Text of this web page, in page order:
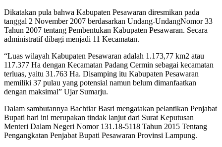
Dikatakan pula bahwa Kabupaten Pesawaran diresmikan pada
tanggal 2 November 2007 berdasarkan Undang-UndangNomor 33
Tahun 2007 tentang Pembentukan Kabupaten Pesawaran. Secara
administratif dibagi menjadi 11 Kecamatan.
“Luas wilayah Kabupaten Pesawaran adalah 1.173,77 km2 atau
117.377 Ha dengan Kecamatan Padang Cermin sebagai kecamatan
terluas, yaitu 31.763 Ha. Disamping itu Kabupaten Pesawaran
memiliki 37 pulau yang potensial namun belum dimanfaatkan
dengan maksimal” Ujar Sumarju.
Dalam sambutannya Bachtiar Basri mengatakan pelantikan Penjabat
Bupati hari ini merupakan tindak lanjut dari Surat Keputusan
Menteri Dalam Negeri Nomor 131.18-5118 Tahun 2015 Tentang
Pengangkatan Penjabat Bupati Pesawaran Provinsi Lampung.